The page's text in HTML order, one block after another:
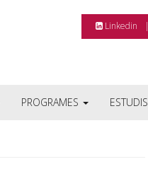
Linkedin
PROGRAMES ESTUDIS